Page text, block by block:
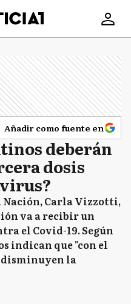
Añadir como fuente en
deberán
dosis
Nación, Carla Vizzotti,
va a recibir un
el Covid-19. Según
indican que "con el
disminuyen la